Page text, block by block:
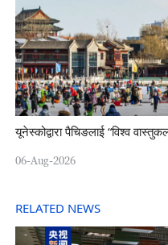
यूनेस्कोद्वारा पैचिङलाई “विश्व
06-Aug-2026
RELATED NEWS